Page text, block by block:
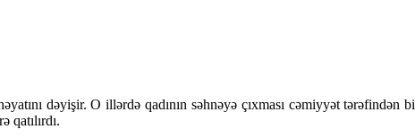
dəyişir. O illərdə qadının səhnəyə çıxması cəmiyyət tərəfindən
qatılırdı.